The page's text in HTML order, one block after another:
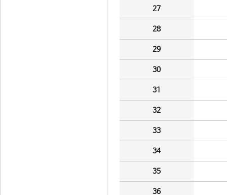
27
28
29
30
31
32
33
34
35
36